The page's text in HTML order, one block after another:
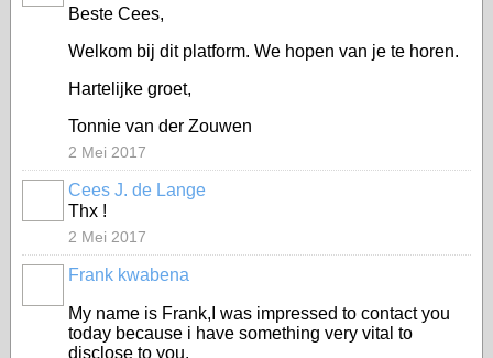
Beste Cees,
Welkom bij dit platform. We hopen van je te horen.
Hartelijke groet,
Tonnie van der Zouwen
2 Mei 2017
Cees J. de Lange
Thx !
2 Mei 2017
Frank kwabena
My name is Frank,I was impressed to contact you
today because i have something very vital to
disclose to you.